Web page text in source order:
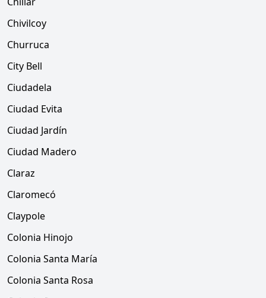
Chivilcoy
Churruca
City Bell
Ciudadela
Ciudad Evita
Ciudad Jardín
Ciudad Madero
Claraz
Claromecó
Claypole
Colonia Hinojo
Colonia Santa María
Colonia Santa Rosa